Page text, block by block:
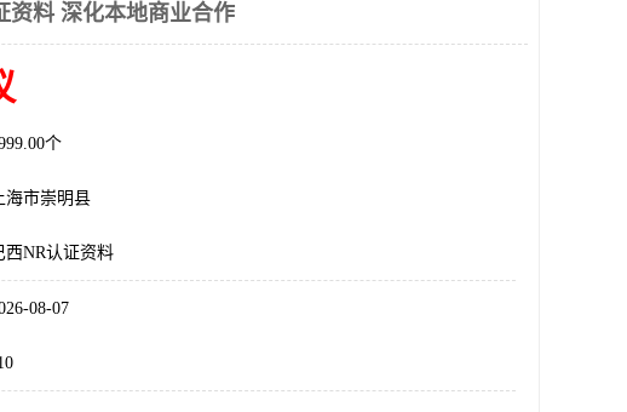
资料 深化本地商业合作
个
海市崇明县
西NR认证资料
08-07